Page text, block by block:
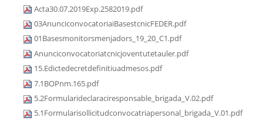
Acta30.07.2019Exp.2582019.pdf
03AnunciconvocatoriaiBasestcnicFEDER.pdf
01Basesmonitorsmenjadors_19_20_C1.pdf
Anunciconvocatoriatcnicjoventutetauler.pdf
15.Edictedecretdefinitiuadmesos.pdf
7.1BOPnm.165.pdf
5.2Formularideclaraciresponsable_brigada_V.02.pdf
5.1Formularisollicitudconvocatriapersonal_brigada_V.01.pdf